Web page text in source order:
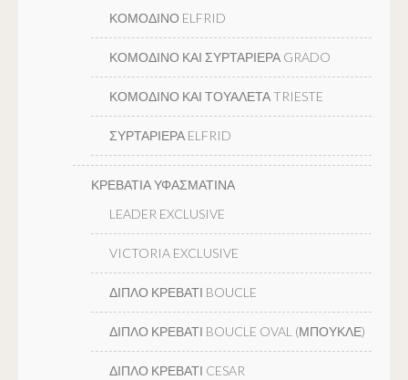
ΚΟΜΟΔΙΝΟ ELFRID
ΚΟΜΟΔΙΝΟ ΚΑΙ ΣΥΡΤΑΡΙΕΡΑ GRADO
ΚΟΜΟΔΙΝΟ ΚΑΙ ΤΟΥΑΛΕΤΑ TRIESTE
ΣΥΡΤΑΡΙΕΡΑ ELFRID
ΚΡΕΒΑΤΙΑ ΥΦΑΣΜΑΤΙΝΑ
LEADER EXCLUSIVE
VICTORIA EXCLUSIVE
ΔΙΠΛΟ ΚΡΕΒΑΤΙ BOUCLE
ΔΙΠΛΟ ΚΡΕΒΑΤΙ BOUCLE OVAL (ΜΠΟΥΚΛΕ)
ΔΙΠΛΟ ΚΡΕΒΑΤΙ CESAR